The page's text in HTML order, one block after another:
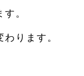
。
ります。